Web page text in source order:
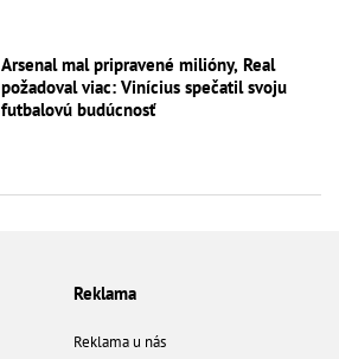
Arsenal mal pripravené milióny, Real
požadoval viac: Vinícius spečatil svoju
futbalovú budúcnosť
Reklama
Reklama u nás